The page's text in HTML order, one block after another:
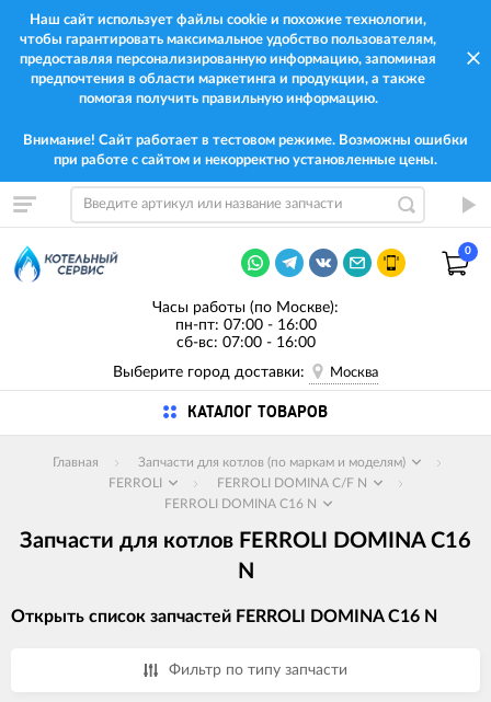
Наш сайт использует файлы cookie и похожие технологии,
чтобы гарантировать максимальное удобство пользователям,
предоставляя персонализированную информацию, запоминая
предпочтения в области маркетинга и продукции, а также
помогая получить правильную информацию.
Внимание! Сайт работает в тестовом режиме. Возможны ошибки
при работе с сайтом и некорректно установленные цены.
0
Часы работы (по Москве):
пн-пт: 07:00 - 16:00
сб-вс: 07:00 - 16:00
Выберите город доставки:
Москва
КАТАЛОГ ТОВАРОВ
Главная
Запчасти для котлов (по маркам и моделям)
FERROLI
FERROLI DOMINA C/F N
FERROLI DOMINA C16 N
Запчасти для котлов FERROLI DOMINA C16
N
Открыть список запчастей FERROLI DOMINA C16 N
Фильтр по типу запчасти